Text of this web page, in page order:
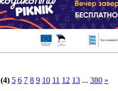
(4) 5 6 7 8 9 10 11 12 13 ... 380 »